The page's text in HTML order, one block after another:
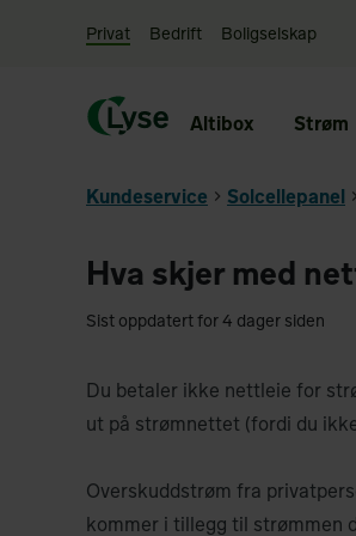
Privat Bedrift Boligselskap
Altibox Strøm
Kundeservice Solcellepanel
Hva skjer med
Sist oppdatert for 4 dager siden
Du betaler ikke nettleie for
ut på strømnettet (fordi du
Overskuddstrøm fra
kommer i tillegg til strømmen